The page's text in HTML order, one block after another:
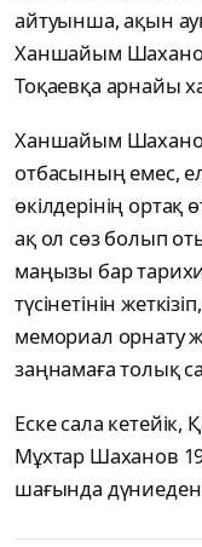
айтуынша, ақын
Ханшайым
Тоқаевқа арнайы
Ханшайым
отбасының емес,
өкілдерінің ортақ
ақ ол сөз болып
маңызы бар
түсінетінін
мемориал орнату
заңнамаға толық
Еске сала
Мұхтар Шаханов 19
шағында дүниеден